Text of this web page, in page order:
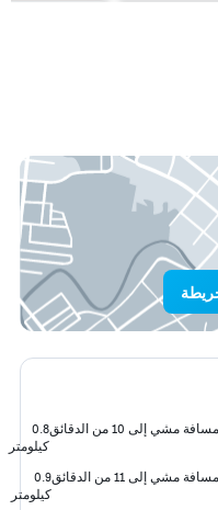
مسافة مشي إلى 10 من الدقائق
0.8
كيلومتر
مسافة مشي إلى 11 من الدقائق
0.9
كيلومتر